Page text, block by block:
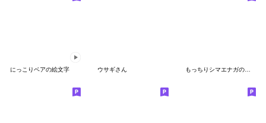
にっこりベアの絵文字 ウサギさん もっちりシマエナガの絵文字5